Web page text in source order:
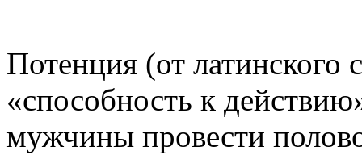
Потенция (от латинского
«способность к
мужчины провести